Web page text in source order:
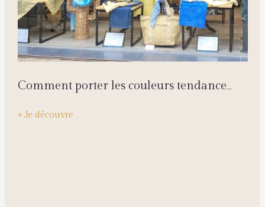
Comment porter les couleurs tendance
» Je découvre